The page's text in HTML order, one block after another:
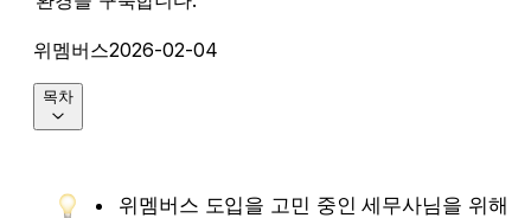
위멤버스2026-02-04
위멤버스 도입을 고민 중인 세무사님을 위해
목차